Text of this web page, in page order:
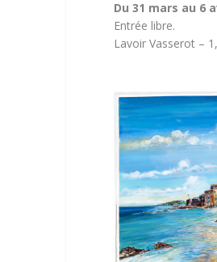
Du 31 mars au 6
Entrée libre.
Lavoir Vasserot –